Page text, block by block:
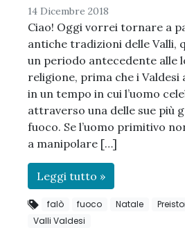
14 Dicembre 2018
Ciao! Oggi vorrei tornare a
antiche tradizioni delle Valli,
un periodo antecedente alle
religione, prima che i
in un tempo in cui l’uomo
attraverso una delle sue più
fuoco. Se l’uomo primitivo
a manipolare […]
Leggi tutto »
falò fuoco Natale
Valli Valdesi